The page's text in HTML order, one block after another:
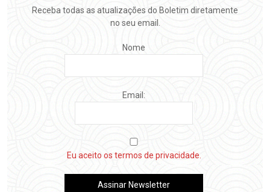
Receba todas as atualizações do Boletim diretamente
no seu email.
Nome
Email:
Eu aceito os termos de privacidade.